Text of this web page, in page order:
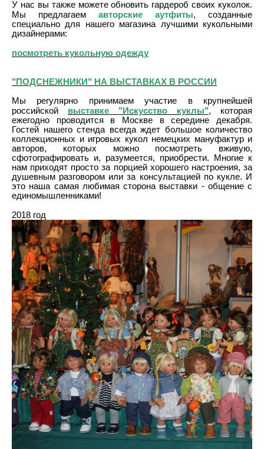
У нас вы также можете обновить гардероб своих куколок.
Мы предлагаем авторские аутфиты, созданные
специально для нашего магазина лучшими кукольными
дизайнерами:
посмотреть кукольную одежду
"ПОДСНЕЖНИКИ" НА ВЫСТАВКАХ В РОССИИ
Мы регулярно принимаем участие в крупнейшей
российской выставке "Искусство куклы", которая
ежегодно проводится в Москве в середине декабря.
Гостей нашего стенда всегда ждет большое количество
коллекционных и игровых кукол немецких мануфактур и
авторов, которых можно посмотреть вживую,
сфотографировать и, разумеется, приобрести. Многие к
нам приходят просто за порцией хорошего настроения, за
душевным разговором или за консультацией по кукле. И
это наша самая любимая сторона выставки - общение с
единомышленниками!
2018 год